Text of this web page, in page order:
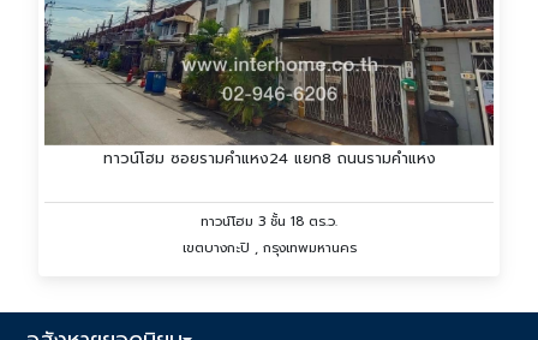
ทาวน์โฮม ซอยรามคำแหง24 แยก8 ถนนรามคำแหง
ทาวน์โฮม 3 ชั้น 18 ตร.ว.
เขตบางกะปิ , กรุงเทพมหานคร